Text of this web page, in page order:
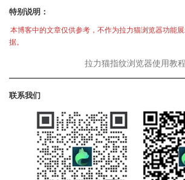
特别说明：
本博客中的文章仅供参考，不作为拉力猫浏览器功能
据。
拉力猫指纹浏览器使用教程
联系我们